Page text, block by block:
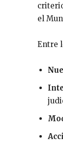
el
Entre